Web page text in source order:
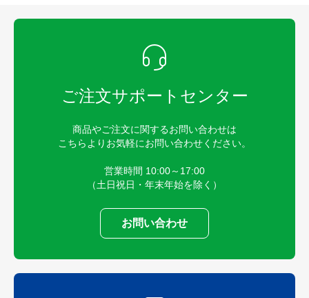
ご注文サポートセンター
商品やご注文に関するお問い合わせは
こちらよりお気軽にお問い合わせください。
営業時間 10:00～17:00
（土日祝日・年末年始を除く）
お問い合わせ